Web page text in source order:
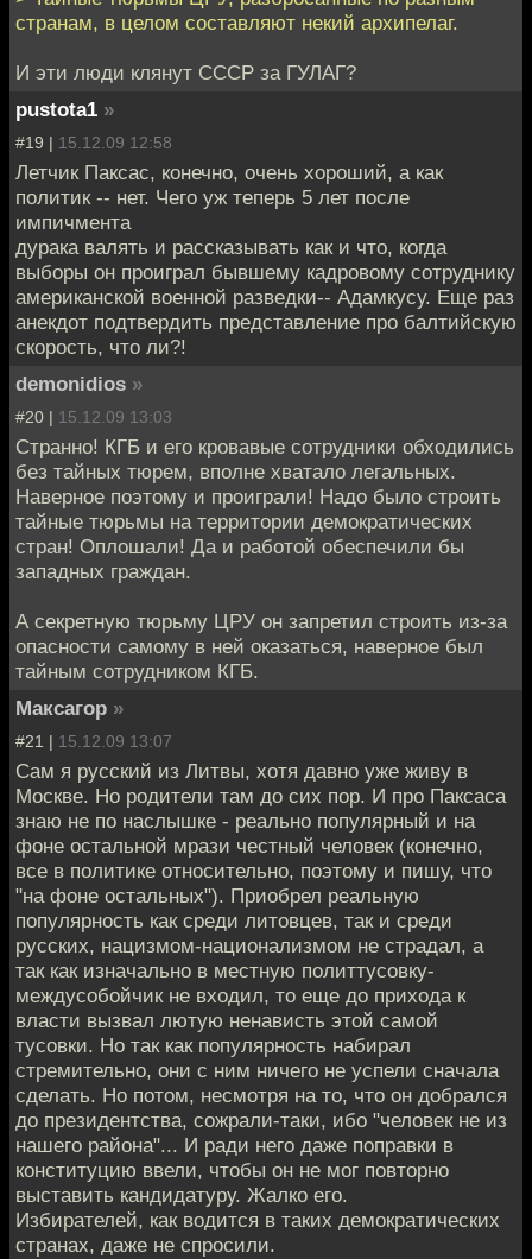
странам, в целом составляют некий архипелаг.
И эти люди клянут СССР за ГУЛАГ?
pustota1 »
#19 | 15.12.09 12:58
Летчик Паксас, конечно, очень хороший, а как
политик -- нет. Чего уж теперь 5 лет после
импичмента
дурака валять и рассказывать как и что, когда
выборы он проиграл бывшему кадровому сотруднику
американской военной разведки-- Адамкусу. Еще раз
анекдот подтвердить представление про балтийскую
скорость, что ли?!
demonidios »
#20 | 15.12.09 13:03
Странно! КГБ и его кровавые сотрудники обходились
без тайных тюрем, вполне хватало легальных.
Наверное поэтому и проиграли! Надо было строить
тайные тюрьмы на территории демократических
стран! Оплошали! Да и работой обеспечили бы
западных граждан.
А секретную тюрьму ЦРУ он запретил строить из-за
опасности самому в ней оказаться, наверное был
тайным сотрудником КГБ.
Максагор »
#21 | 15.12.09 13:07
Сам я русский из Литвы, хотя давно уже живу в
Москве. Но родители там до сих пор. И про Паксаса
знаю не по наслышке - реально популярный и на
фоне остальной мрази честный человек (конечно,
все в политике относительно, поэтому и пишу, что
"на фоне остальных"). Приобрел реальную
популярность как среди литовцев, так и среди
русских, нацизмом-национализмом не страдал, а
так как изначально в местную политтусовку-
междусобойчик не входил, то еще до прихода к
власти вызвал лютую ненависть этой самой
тусовки. Но так как популярность набирал
стремительно, они с ним ничего не успели сначала
сделать. Но потом, несмотря на то, что он добрался
до президентства, сожрали-таки, ибо "человек не из
нашего района"... И ради него даже поправки в
конституцию ввели, чтобы он не мог повторно
выставить кандидатуру. Жалко его.
Избирателей, как водится в таких демократических
странах, даже не спросили.